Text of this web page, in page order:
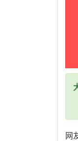
网